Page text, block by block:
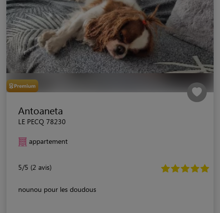
Antoaneta
LE PECQ 78230
appartement
5/5 (2 avis)
nounou pour les doudous